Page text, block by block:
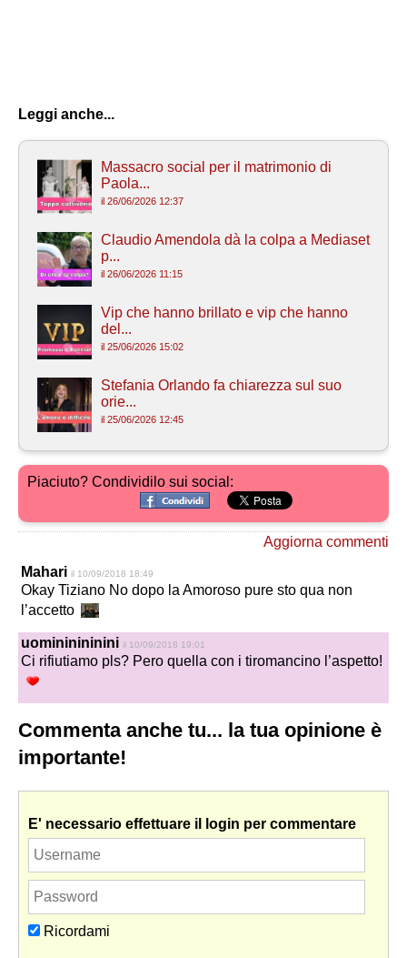
Leggi anche...
Massacro social per il matrimonio di
Paola...
il 26/06/2026 12:37
Claudio Amendola dà la colpa a Mediaset
p...
il 26/06/2026 11:15
Vip che hanno brillato e vip che hanno
del...
il 25/06/2026 15:02
Stefania Orlando fa chiarezza sul suo
orie...
il 25/06/2026 12:45
Piaciuto? Condividilo sui social:
Aggiorna commenti
Mahari il 10/09/2018 18:49
Okay Tiziano No dopo la Amoroso pure sto qua non
l’accetto
uomininininini il 10/09/2018 19:01
Ci rifiutiamo pls? Pero quella con i tiromancino l’aspetto!
Commenta anche tu... la tua opinione è
importante!
E' necessario effettuare il login per commentare
Ricordami